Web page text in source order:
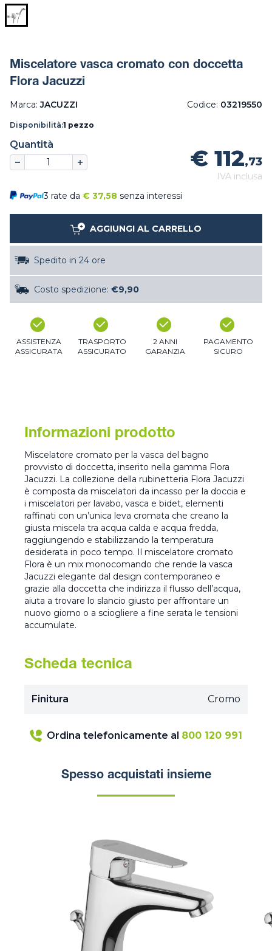
Miscelatore vasca cromato con doccetta
Flora Jacuzzi
Marca:JACUZZI Codice: 03219550
Disponibilità:1 pezzo
Quantità
€ 112,73
IVA inclusa
3 rate da € 37,58 senza interessi
AGGIUNGI AL CARRELLO
Spedito in 24 ore
Costo spedizione: €9,90
ASSISTENZA
ASSICURATA
TRASPORTO
ASSICURATO
2 ANNI
GARANZIA
PAGAMENTO
SICURO
Informazioni prodotto
Miscelatore cromato per la vasca del bagno
provvisto di doccetta, inserito nella gamma Flora
Jacuzzi. La collezione della rubinetteria Flora Jacuzzi
è composta da miscelatori da incasso per la doccia e
i miscelatori per lavabo, vasca e bidet, elementi
raffinati con un’unica leva cromata che creano la
giusta miscela tra acqua calda e acqua fredda,
raggiungendo e stabilizzando la temperatura
desiderata in poco tempo. Il miscelatore cromato
Flora è un mix monocomando che rende la vasca
Jacuzzi elegante dal design contemporaneo e
grazie alla doccetta che indirizza il flusso dell’acqua,
aiuta a trovare lo slancio giusto per affrontare un
nuovo giorno o a sciogliere a fine serata le tensioni
accumulate.
Scheda tecnica
Finitura Cromo
Ordina telefonicamente al 800 120 991
Spesso acquistati insieme